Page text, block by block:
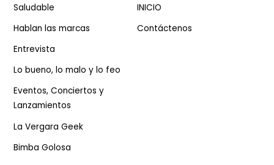
Saludable
Hablan las marcas
Entrevista
Lo bueno, lo malo y lo feo
Eventos, Conciertos y
Lanzamientos
La Vergara Geek
Bimba Golosa
INICIO
Contáctenos